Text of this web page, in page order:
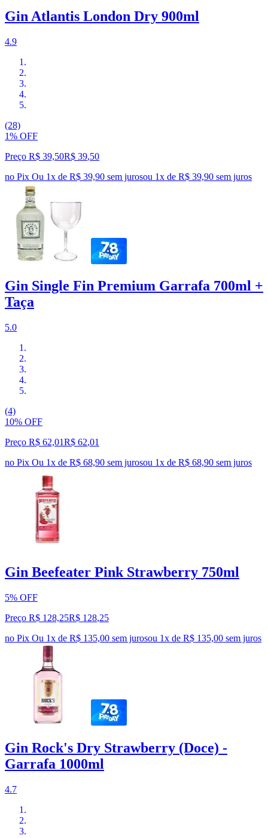
Gin Atlantis London Dry 900ml
4.9
(28)
1% OFF
Preço R$ 39,50R$ 39,50
no Pix Ou 1x de R$ 39,90 sem jurosou 1x de R$ 39,90 sem juros
Gin Single Fin Premium Garrafa 700ml +
Taça
5.0
(4)
10% OFF
Preço R$ 62,01R$ 62,01
no Pix Ou 1x de R$ 68,90 sem jurosou 1x de R$ 68,90 sem juros
Gin Beefeater Pink Strawberry 750ml
5% OFF
Preço R$ 128,25R$ 128,25
no Pix Ou 1x de R$ 135,00 sem jurosou 1x de R$ 135,00 sem juros
Gin Rock's Dry Strawberry (Doce) -
Garrafa 1000ml
4.7